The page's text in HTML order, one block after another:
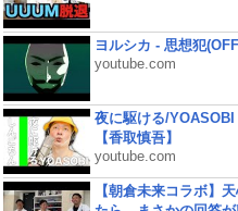
ヨルシカ - 思想犯
youtube.com
夜に駆ける/
【香取慎吾】
youtube.com
【朝倉未来コラボ】